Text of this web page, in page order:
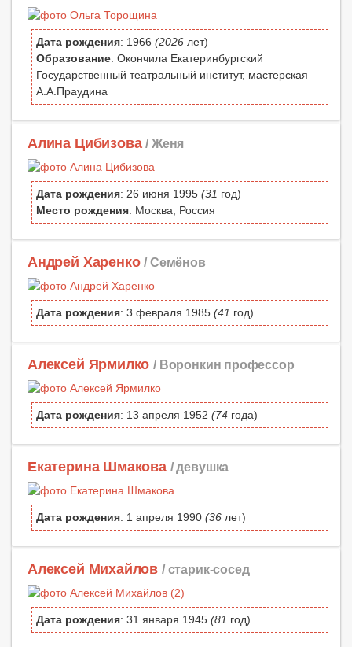
Дата рождения: 1966 (2026 лет)
Образование: Окончила Екатеринбургский
Государственный театральный институт, мастерская
А.А.Праудина
Алина Цибизова / Женя
Дата рождения: 26 июня 1995 (31 год)
Место рождения: Москва, Россия
Андрей Харенко / Семёнов
Дата рождения: 3 февраля 1985 (41 год)
Алексей Ярмилко / Воронкин профессор
Дата рождения: 13 апреля 1952 (74 года)
Екатерина Шмакова / девушка
Дата рождения: 1 апреля 1990 (36 лет)
Алексей Михайлов / старик-сосед
Дата рождения: 31 января 1945 (81 год)